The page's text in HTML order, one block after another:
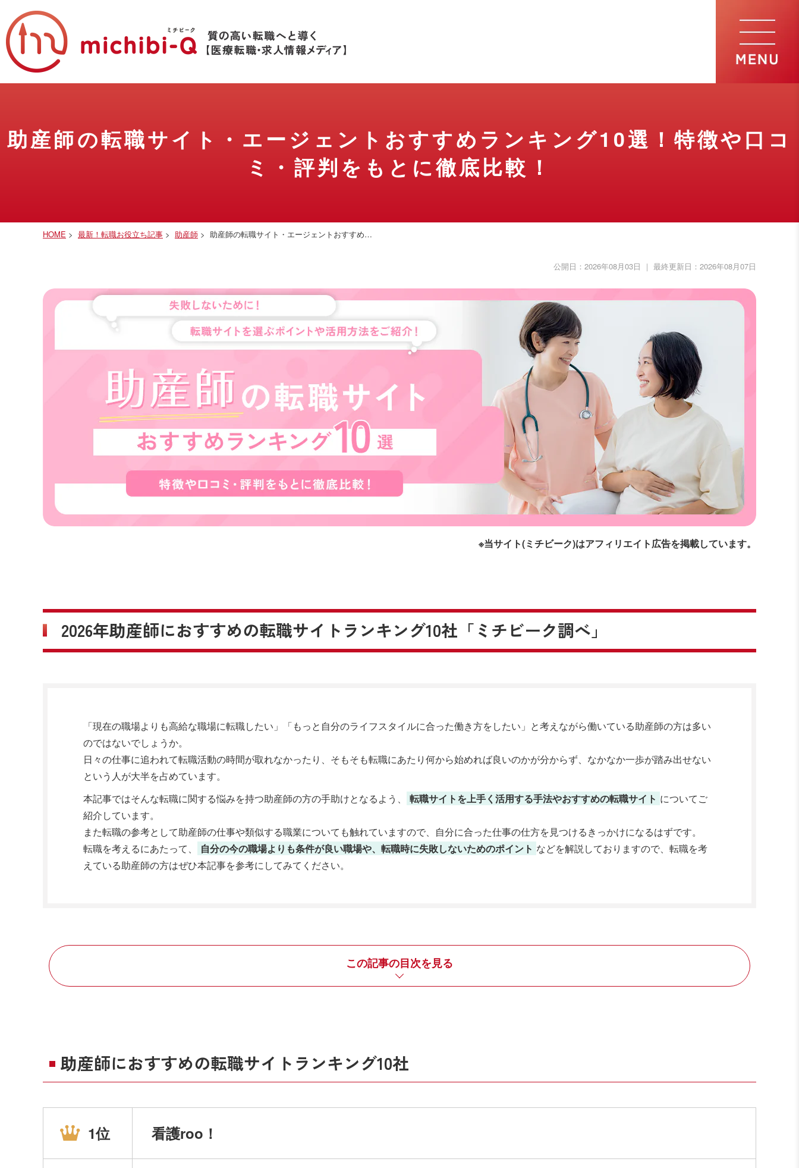
助産師の転職サイト・エージェント おすすめランキング10選！特徴や口コ
ミ ・評判をもとに徹底比較！
HOME > 最新！転職お役立ち記事 > 助産師 > 助産師の転職サイト・エージェントおすすめ…
公開日： 2026年08月03日 ｜ 最終更新日： 2026年08月07日
※当サイト(ミチビーク)はアフィリエイト広告を掲載しています。
2026年助産師におすすめの転職サイトランキング10社「ミチビーク調べ」
「現在の職場よりも高給な職場に転職したい」「もっと自分のライフスタイルに合った働き方をしたい」と考えながら働いている助産師の方は多い
のではないでしょうか。
日々の仕事に追われて転職活動の時間が取れなかったり、そもそも転職にあたり何から始めれば良いのかが分からず、なかなか一歩が踏み出せない
という人が大半を占めています。
本記事ではそんな転職に関する悩みを持つ助産師の方の手助けとなるよう、
転職サイトを上手く活用する手法やおすすめの転職サイト についてご
紹介しています。
また転職の参考として助産師の仕事や類似する職業についても触れていますので、自分に合った仕事の仕方を見つけるきっかけになるはずです。
転職を考えるにあたって、
自分の今の職場よりも条件が良い職場や、転職時に失敗しないためのポイント などを解説しておりますので、転職を考
えている助産師の方はぜひ本記事を参考にしてみてください。
この記事の目次を見る
助産師におすすめの転職サイト ランキング10社
1位 看護roo！